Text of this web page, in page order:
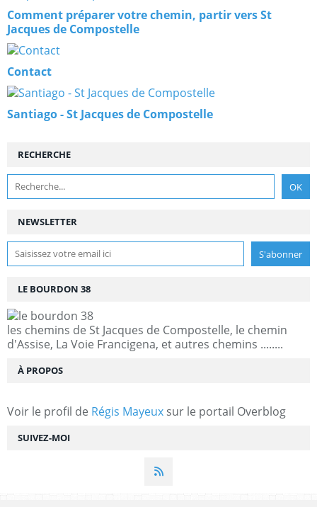
Comment préparer votre chemin, partir vers St
Jacques de Compostelle
Contact
Santiago - St Jacques de Compostelle
NEWSLETTER
SUIVEZ-MOI
RECHERCHE
LE BOURDON 38
les chemins de St Jacques de Compostelle, le chemin
d'Assise, La Voie Francigena, et autres chemins ........
À PROPOS
Voir le profil de Régis Mayeux sur le portail Overblog